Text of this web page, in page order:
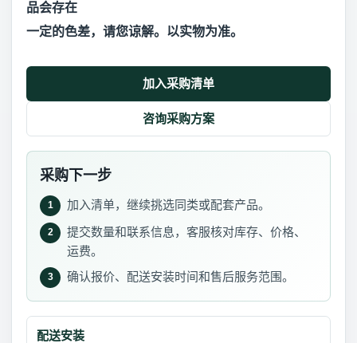
品会存在
一定的色差，请您谅解。以实物为准。
加入采购清单
咨询采购方案
采购下一步
1 加入清单，继续挑选同类或配套产品。
2
提交数量和联系信息，客服核对库存、价格、
运费。
3 确认报价、配送安装时间和售后服务范围。
配送安装